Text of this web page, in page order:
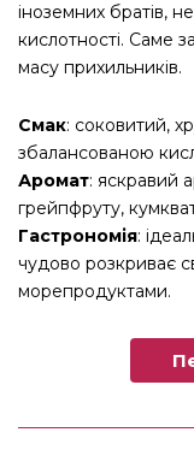
іноземних братів,
кислотності. Саме
масу прихильників.
Смак: соковитий,
збалансованою
Аромат: яскравий
грейпфруту,
Гастрономія:
чудово розкриває
морепродуктами.